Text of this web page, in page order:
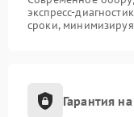
экспресс-
сроки,
Гарантия